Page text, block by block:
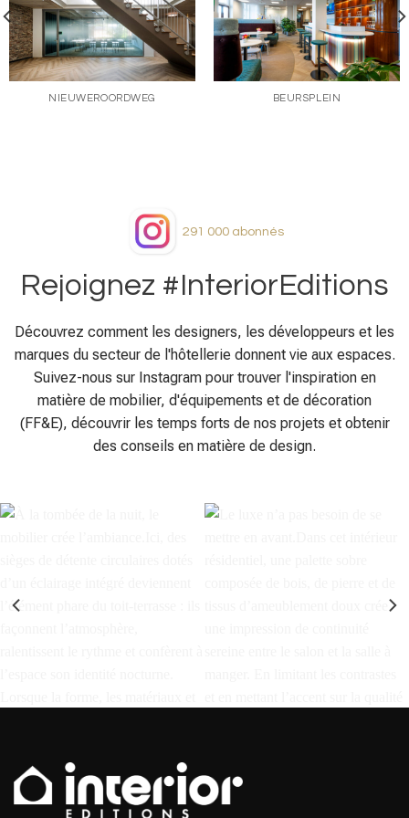
NIEUWEROORDWEG BEURSPLEIN
291 000abonnés
Rejoignez #InteriorEditions
Découvrez comment les designers, les développeurs et les
marques du secteur de l'hôtellerie donnent vie aux espaces.
Suivez-nous sur Instagram pour trouver l'inspiration en
matière de mobilier, d'équipements et de décoration
(FF&E), découvrir les temps forts de nos projets et obtenir
des conseils en matière de design.
de salon circulaires dotés d’un
éclairage intégré deviennent
l’élément phare du toit-terrasse
sobre composée de bois, de
pierre et de tissus